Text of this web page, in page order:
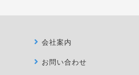
会社案内
お問い合わせ